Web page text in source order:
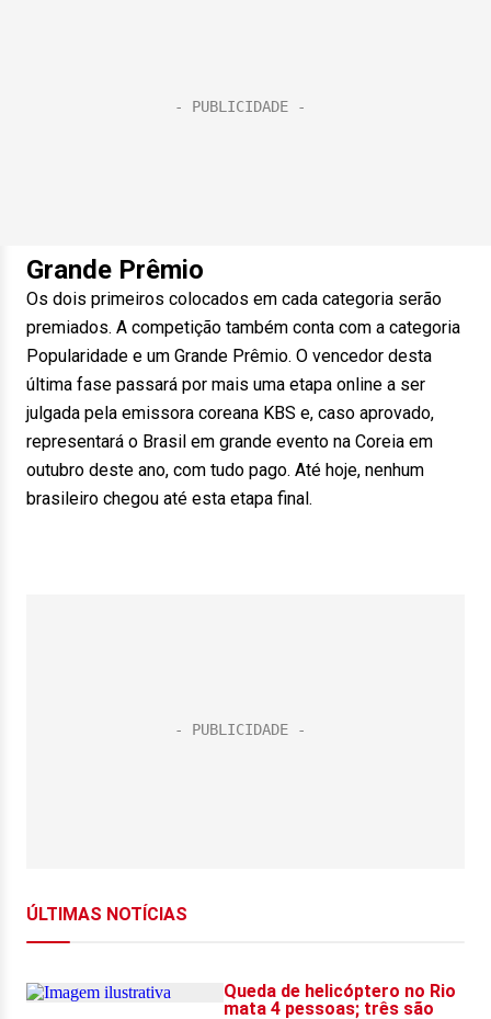
Grande Prêmio
Os dois primeiros colocados em cada categoria serão
premiados. A competição também conta com a categoria
Popularidade e um Grande Prêmio. O vencedor desta
última fase passará por mais uma etapa online a ser
julgada pela emissora coreana KBS e, caso aprovado,
representará o Brasil em grande evento na Coreia em
outubro deste ano, com tudo pago. Até hoje, nenhum
brasileiro chegou até esta etapa final.